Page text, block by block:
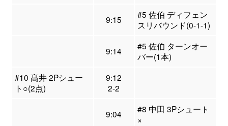
9:15
#5 佐伯 ディフェン
スリバウンド(0-1-1)
9:14
#5 佐伯 ターンオー
バー(1本)
#10 髙井 2Pシュー
ト○(2点)
9:12
2-2
9:04
#8 中田 3Pシュート
×